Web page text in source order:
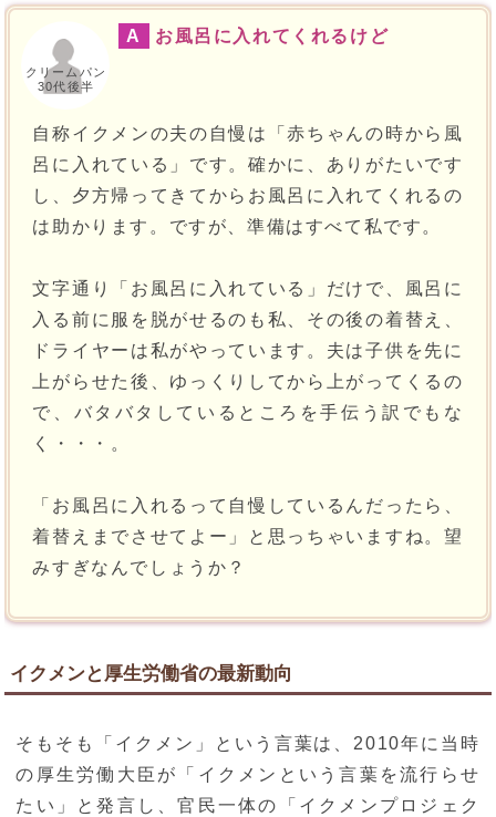
クリームパン
30代後半
A お風呂に入れてくれるけど
自称イクメンの夫の自慢は「赤ちゃんの時から風
呂に入れている」です。確かに、ありがたいです
し、夕方帰ってきてからお風呂に入れてくれるの
は助かります。ですが、準備はすべて私です。
文字通り「お風呂に入れている」だけで、風呂に
入る前に服を脱がせるのも私、その後の着替え、
ドライヤーは私がやっています。夫は子供を先に
上がらせた後、ゆっくりしてから上がってくるの
で、バタバタしているところを手伝う訳でもな
く・・・。
「お風呂に入れるって自慢しているんだったら、
着替えまでさせてよー」と思っちゃいますね。望
みすぎなんでしょうか？
イクメンと厚生労働省の最新動向
そもそも「イクメン」という言葉は、2010年に当時
の厚生労働大臣が「イクメンという言葉を流行らせ
たい」と発言し、官民一体の「イクメンプロジェク